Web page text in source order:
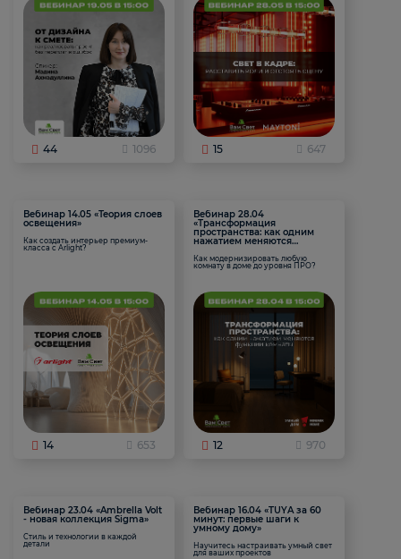
44 1096 15 647
Вебинар 14.05 «Теория слоев
освещения»
Как создать интерьер премиум-
класса с Arlight?
14 653
Вебинар 28.04
«Трансформация
пространства: как одним
нажатием меняются
Как модернизировать любую
комнату в доме до уровня ПРО?
12 970
Вебинар 23.04 «Ambrella Volt
- новая коллекция Sigma»
Стиль и технологии в каждой
детали
Вебинар 16.04 «TUYA за 60
минут: первые шаги к
умному дому»
Научитесь настраивать умный свет
для ваших проектов